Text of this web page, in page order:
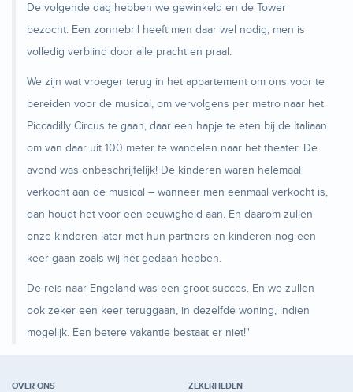
De volgende dag hebben we gewinkeld en de Tower
bezocht. Een zonnebril heeft men daar wel nodig, men is
volledig verblind door alle pracht en praal.
We zijn wat vroeger terug in het appartement om ons voor te
bereiden voor de musical, om vervolgens per metro naar het
Piccadilly Circus te gaan, daar een hapje te eten bij de Italiaan
om van daar uit 100 meter te wandelen naar het theater. De
avond was onbeschrijfelijk! De kinderen waren helemaal
verkocht aan de musical – wanneer men eenmaal verkocht is,
dan houdt het voor een eeuwigheid aan. En daarom zullen
onze kinderen later met hun partners en kinderen nog een
keer gaan zoals wij het gedaan hebben.
De reis naar Engeland was een groot succes. En we zullen
ook zeker een keer teruggaan, in dezelfde woning, indien
mogelijk. Een betere vakantie bestaat er niet!"
OVER ONS ZEKERHEDEN